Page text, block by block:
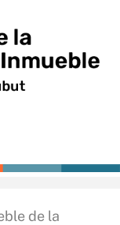
de la